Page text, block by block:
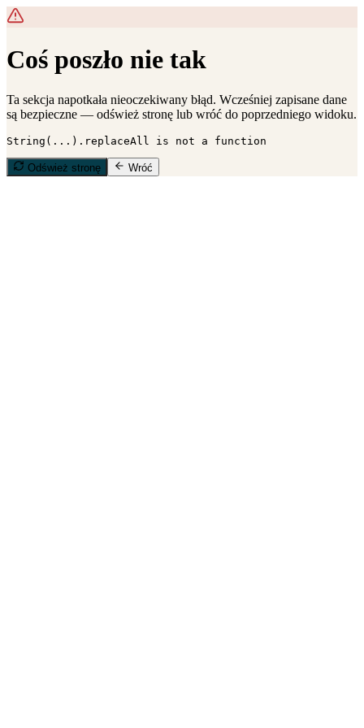
Coś poszło nie tak
Ta sekcja napotkała nieoczekiwany błąd. Wcześniej zapisane dane
są bezpieczne — odśwież stronę lub wróć do poprzedniego widoku.
String(...).replaceAll is not a function
Odśwież stronę Wróć